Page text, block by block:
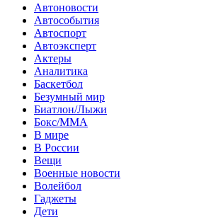
Автоновости
Автособытия
Автоспорт
Автоэксперт
Актеры
Аналитика
Баскетбол
Безумный мир
Биатлон/Лыжи
Бокс/MMA
В мире
В России
Вещи
Военные новости
Волейбол
Гаджеты
Дети